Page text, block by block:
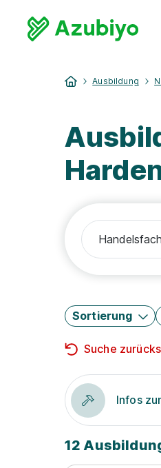
Ausbildung
Sortierung
Suche
Infos
12